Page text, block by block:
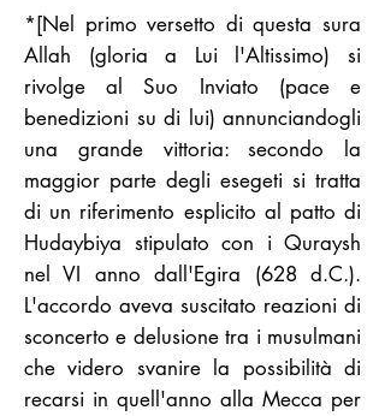
*[Nel primo versetto di questa sura
Allah (gloria a Lui l'Altissimo) si
rivolge al Suo Inviato (pace e
benedizioni su di lui) annunciandogli
una grande vittoria: secondo la
maggior parte degli esegeti si tratta
di un riferimento esplicito al patto di
Hudaybiya stipulato con i Quraysh
nel VI anno dall'Egira (628 d.C.).
L'accordo aveva suscitato reazioni di
sconcerto e delusione tra i musulmani
che videro svanire la possibilità di
recarsi in quell'anno alla Mecca per